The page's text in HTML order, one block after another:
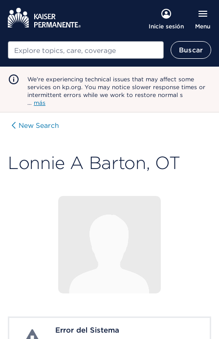
Inicie sesión Menu
Buscar Buscar
We're experiencing technical issues that may affect some
services on kp.org. You may notice slower response times or
intermittent errors while we work to restore normal s
… más
New Search
Lonnie A Barton, OT
System ErrorError del Sistema